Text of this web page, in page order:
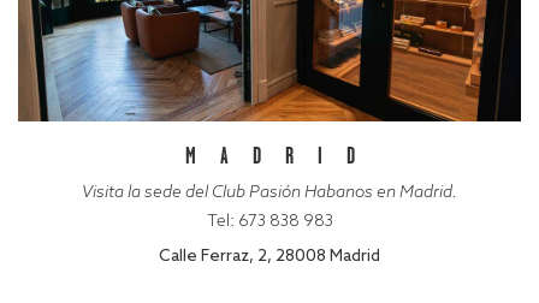
MADRID
Visita la sede del Club Pasión Habanos en Madrid.
Tel: 673 838 983
Calle Ferraz, 2, 28008 Madrid